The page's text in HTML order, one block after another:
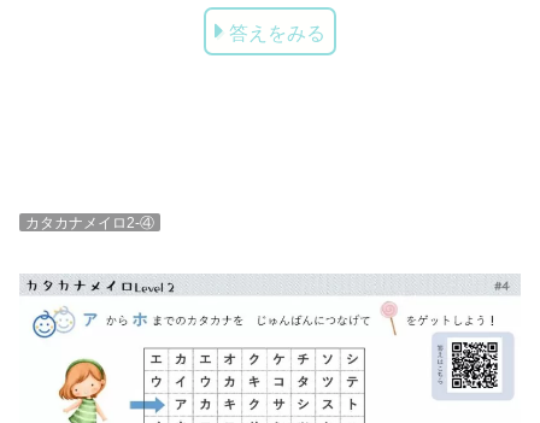
答えをみる
カタカナメイロ2-④